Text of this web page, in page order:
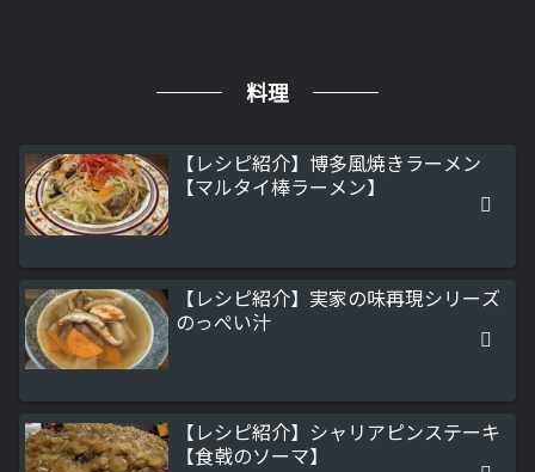
料理
【レシピ紹介】博多風焼きラーメン
【マルタイ棒ラーメン】
【レシピ紹介】実家の味再現シリーズ
のっぺい汁
【レシピ紹介】シャリアピンステーキ
【食戟のソーマ】